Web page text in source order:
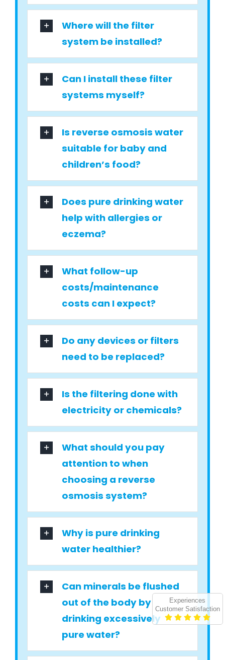
Where will the filter
system be installed?
Can I install these filter
systems myself?
Is reverse osmosis water
suitable for baby and
children’s food?
Does pure drinking water
help with allergies or
eczema?
What follow-up
costs/maintenance
costs can I expect?
Do any devices or filters
need to be replaced?
Is the filtering done with
electricity or chemicals?
What should you pay
attention to when
choosing a reverse
osmosis system?
Why is pure drinking
water healthier?
Can minerals be flushed
out of the body by
drinking excessively
pure water?
Experiences
Customer Satisfaction